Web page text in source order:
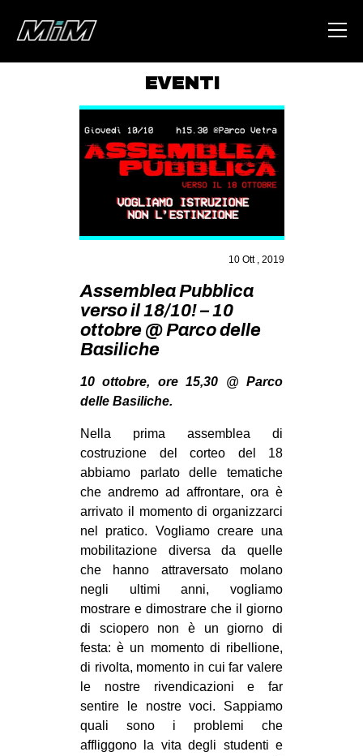
ABOUT
AREA
DEGENERAZIONE
CSOA LAMBRETTA
MSM
STUDENTI TSUNAMI
ZAM
MOBILITAZIONI
SPAZI
SPORT POPOLARE
MOVIMENTI
AMBIENTE
ANTIFASCISMO
DIRITTO ALL’ABITARE
MIGRAZIONI
PRECARIATO
REPRESSIONE
STUDENTI
CULTURE
EVENTI
10 Ott , 2019
Assemblea Pubblica
verso il 18/10! – 10
ottobre @ Parco delle
Basiliche
10 ottobre, ore 15,30 @ Parco
delle Basiliche.
Nella prima assemblea di
costruzione del corteo del 18
abbiamo parlato delle tematiche
che andremo ad affrontare, ora è
arrivato il momento di organizzarci
nel pratico. Vogliamo creare una
mobilitazione diversa da quelle
che hanno attraversato molano
negli ultimi anni, vogliamo
mostrare e dimostrare che il giorno
di sciopero non è un giorno di
festa: è un momento di ribellione,
di rivolta, momento in cui far valere
le nostre rivendicazioni e far
sentire le nostre voci. Sappiamo
quali sono i problemi che
affliggono la vita degli studenti e